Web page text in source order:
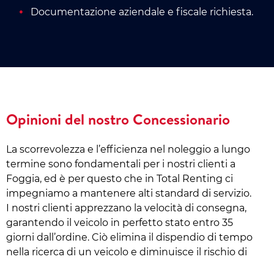
Documentazione aziendale e fiscale richiesta.
Opinioni del nostro Concessionario
La scorrevolezza e l’efficienza nel noleggio a lungo
termine sono fondamentali per i nostri clienti a
Foggia, ed è per questo che in Total Renting ci
impegniamo a mantenere alti standard di servizio.
I nostri clienti apprezzano la velocità di consegna,
garantendo il veicolo in perfetto stato entro 35
giorni dall’ordine. Ciò elimina il dispendio di tempo
nella ricerca di un veicolo e diminuisce il rischio di